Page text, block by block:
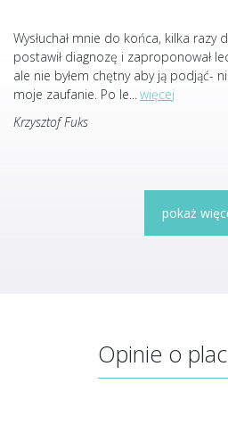
Wysłuchał mnie do końca, kilka razy
postawił diagnozę i zaproponował
ale nie byłem chętny aby ją podjąć-
moje zaufanie. Po le...więcej
Krzysztof Fuks
pokaż
Opinie o